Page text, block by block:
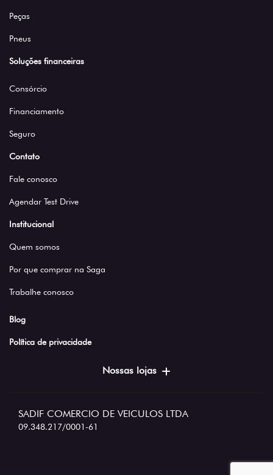
Peças
Pneus
Soluções financeiras
Consórcio
Financiamento
Seguro
Contato
Fale conosco
Agendar Test Drive
Institucional
Quem somos
Por que comprar na Saga
Trabalhe conosco
Blog
Política de privacidade
Nossas lojas
SADIF COMERCIO DE VEICULOS LTDA
09.348.217/0001-61